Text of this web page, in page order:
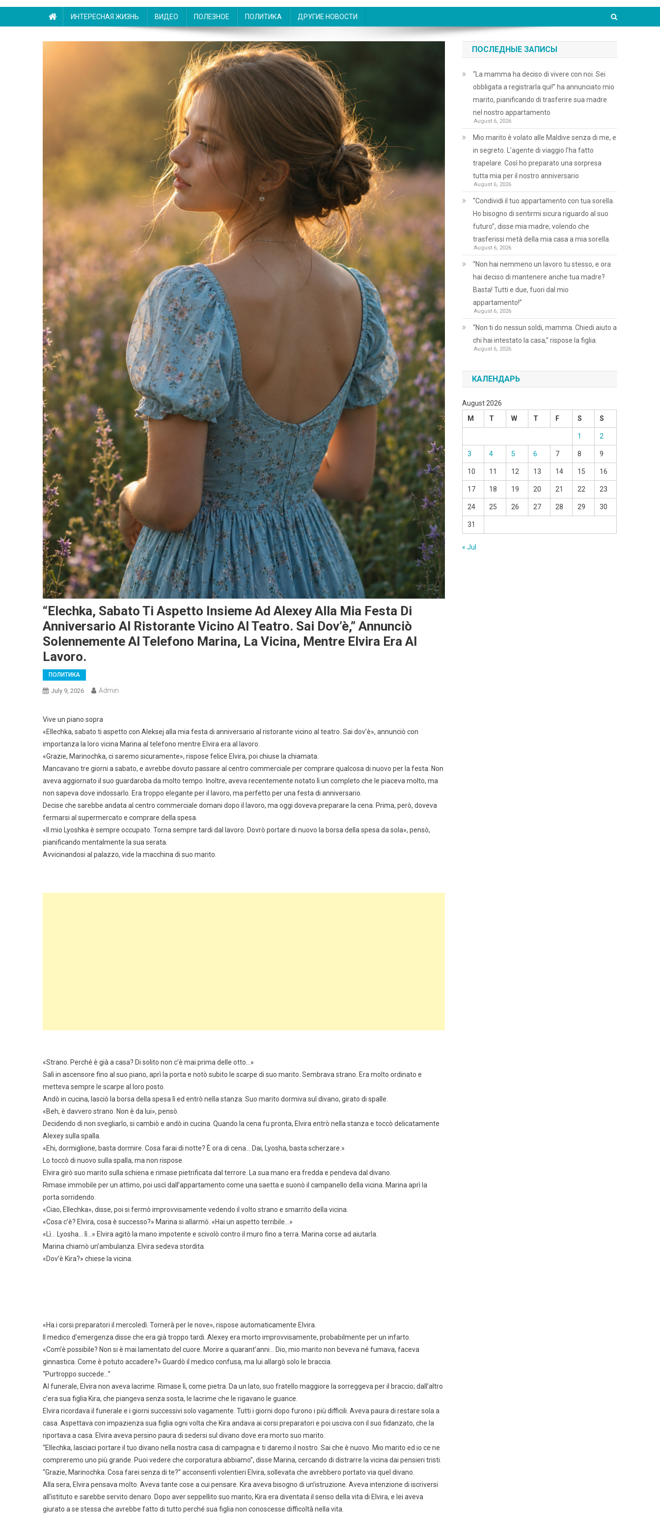
ИНТЕРЕСНАЯ ЖИЗНЬ ВИДЕО ПОЛЕЗНОЕ ПОЛИТИКА ДРУГИЕ НОВОСТИ
“Elechka, Sabato Ti Aspetto Insieme Ad Alexey Alla Mia Festa Di
Anniversario Al Ristorante Vicino Al Teatro. Sai Dov’è,” Annunciò
Solennemente Al Telefono Marina, La Vicina, Mentre Elvira Era Al
Lavoro.
ПОЛИТИКА
July 9, 2026 Admin
Vive un piano sopra
«Ellechka, sabato ti aspetto con Aleksej alla mia festa di anniversario al ristorante vicino al teatro. Sai dov’è», annunciò con
importanza la loro vicina Marina al telefono mentre Elvira era al lavoro.
«Grazie, Marinochka, ci saremo sicuramente», rispose felice Elvira, poi chiuse la chiamata.
Mancavano tre giorni a sabato, e avrebbe dovuto passare al centro commerciale per comprare qualcosa di nuovo per la festa. Non
aveva aggiornato il suo guardaroba da molto tempo. Inoltre, aveva recentemente notato lì un completo che le piaceva molto, ma
non sapeva dove indossarlo. Era troppo elegante per il lavoro, ma perfetto per una festa di anniversario.
Decise che sarebbe andata al centro commerciale domani dopo il lavoro, ma oggi doveva preparare la cena. Prima, però, doveva
fermarsi al supermercato e comprare della spesa.
«Il mio Lyoshka è sempre occupato. Torna sempre tardi dal lavoro. Dovrò portare di nuovo la borsa della spesa da sola», pensò,
pianificando mentalmente la sua serata.
Avvicinandosi al palazzo, vide la macchina di suo marito.
«Strano. Perché è già a casa? Di solito non c’è mai prima delle otto…»
Salì in ascensore fino al suo piano, aprì la porta e notò subito le scarpe di suo marito. Sembrava strano. Era molto ordinato e
metteva sempre le scarpe al loro posto.
Andò in cucina, lasciò la borsa della spesa lì ed entrò nella stanza. Suo marito dormiva sul divano, girato di spalle.
«Beh, è davvero strano. Non è da lui», pensò.
Decidendo di non svegliarlo, si cambiò e andò in cucina. Quando la cena fu pronta, Elvira entrò nella stanza e toccò delicatamente
Alexey sulla spalla.
«Ehi, dormiglione, basta dormire. Cosa farai di notte? È ora di cena… Dai, Lyosha, basta scherzare.»
Lo toccò di nuovo sulla spalla, ma non rispose.
Elvira girò suo marito sulla schiena e rimase pietrificata dal terrore. La sua mano era fredda e pendeva dal divano.
Rimase immobile per un attimo, poi uscì dall’appartamento come una saetta e suonò il campanello della vicina. Marina aprì la
porta sorridendo.
«Ciao, Ellechka», disse, poi si fermò improvvisamente vedendo il volto strano e smarrito della vicina.
«Cosa c’è? Elvira, cosa è successo?» Marina si allarmò. «Hai un aspetto terribile…»
«Lì… Lyosha… lì…» Elvira agitò la mano impotente e scivolò contro il muro fino a terra. Marina corse ad aiutarla.
Marina chiamò un’ambulanza. Elvira sedeva stordita.
«Dov’è Kira?» chiese la vicina.
«Ha i corsi preparatori il mercoledì. Tornerà per le nove», rispose automaticamente Elvira.
Il medico d’emergenza disse che era già troppo tardi. Alexey era morto improvvisamente, probabilmente per un infarto.
«Com’è possibile? Non si è mai lamentato del cuore. Morire a quarant’anni… Dio, mio marito non beveva né fumava, faceva
ginnastica. Come è potuto accadere?» Guardò il medico confusa, ma lui allargò solo le braccia.
“Purtroppo succede…”
Al funerale, Elvira non aveva lacrime. Rimase lì, come pietra. Da un lato, suo fratello maggiore la sorreggeva per il braccio; dall’altro
c’era sua figlia Kira, che piangeva senza sosta, le lacrime che le rigavano le guance.
Elvira ricordava il funerale e i giorni successivi solo vagamente. Tutti i giorni dopo furono i più difficili. Aveva paura di restare sola a
casa. Aspettava con impazienza sua figlia ogni volta che Kira andava ai corsi preparatori e poi usciva con il suo fidanzato, che la
riportava a casa. Elvira aveva persino paura di sedersi sul divano dove era morto suo marito.
“Ellechka, lasciaci portare il tuo divano nella nostra casa di campagna e ti daremo il nostro. Sai che è nuovo. Mio marito ed io ce ne
compreremo uno più grande. Puoi vedere che corporatura abbiamo”, disse Marina, cercando di distrarre la vicina dai pensieri tristi.
“Grazie, Marinochka. Cosa farei senza di te?” acconsentì volentieri Elvira, sollevata che avrebbero portato via quel divano.
Alla sera, Elvira pensava molto. Aveva tante cose a cui pensare. Kira aveva bisogno di un’istruzione. Aveva intenzione di iscriversi
all’istituto e sarebbe servito denaro. Dopo aver seppellito suo marito, Kira era diventata il senso della vita di Elvira, e lei aveva
giurato a se stessa che avrebbe fatto di tutto perché sua figlia non conoscesse difficoltà nella vita.
ПОСЛЕДНЫЕ ЗАПИСЫ
“La mamma ha deciso di vivere con noi. Sei
obbligata a registrarla qui!” ha annunciato mio
marito, pianificando di trasferire sua madre
nel nostro appartamento
August 6, 2026
Mio marito è volato alle Maldive senza di me, e
in segreto. L’agente di viaggio l’ha fatto
trapelare. Così ho preparato una sorpresa
tutta mia per il nostro anniversario
August 6, 2026
“Condividi il tuo appartamento con tua sorella.
Ho bisogno di sentirmi sicura riguardo al suo
futuro”, disse mia madre, volendo che
trasferissi metà della mia casa a mia sorella.
August 6, 2026
“Non hai nemmeno un lavoro tu stesso, e ora
hai deciso di mantenere anche tua madre?
Basta! Tutti e due, fuori dal mio
appartamento!”
August 6, 2026
“Non ti do nessun soldi, mamma. Chiedi aiuto a
chi hai intestato la casa,” rispose la figlia.
August 6, 2026
КАЛЕНДАРЬ
August 2026
M
T W T F S S
1 2
3 4 5 6 7 8 9
10 11 12 13 14 15 16
17 18 19 20 21 22 23
24 25 26 27 28 29 30
31
« Jul